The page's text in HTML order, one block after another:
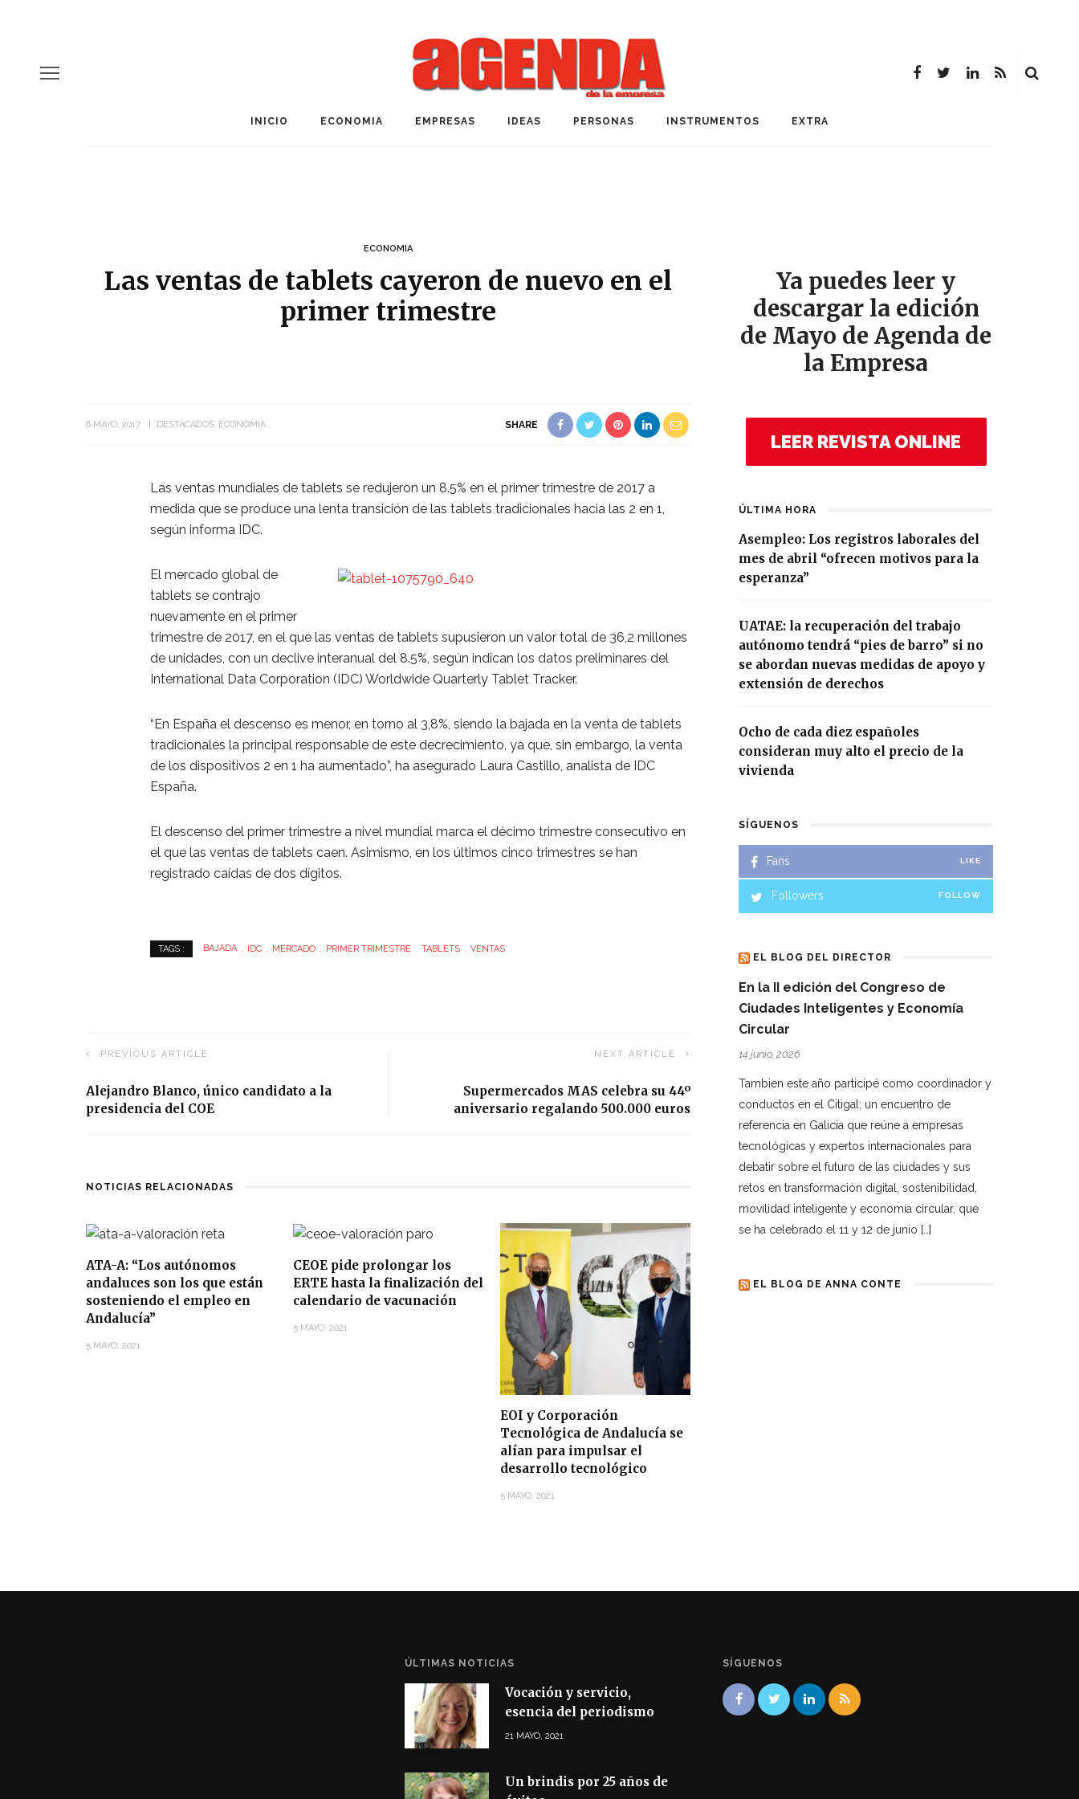
INICIO ECONOMIA EMPRESAS IDEAS PERSONAS INSTRUMENTOS EXTRA
ECONOMIA
Las ventas de tablets cayeron de nuevo en el
primer trimestre
6 MAYO, 2017 DESTACADOS ECONOMIA SHARE
Las ventas mundiales de tablets se redujeron un 8.5% en el primer trimestre de 2017 a
medida que se produce una lenta transición de las tablets tradicionales hacia las 2 en 1,
según informa IDC.
El mercado global de
tablets se contrajo
nuevamente en el primer
trimestre de 2017, en el que las ventas de tablets supusieron un valor total de 36,2 millones
de unidades, con un declive interanual del 8.5%, según indican los datos preliminares del
International Data Corporation (IDC) Worldwide Quarterly Tablet Tracker.
“En España el descenso es menor, en torno al 3,8%, siendo la bajada en la venta de tablets
tradicionales la principal responsable de este decrecimiento, ya que, sin embargo, la venta
de los dispositivos 2 en 1 ha aumentado”, ha asegurado Laura Castillo, analista de IDC
España.
El descenso del primer trimestre a nivel mundial marca el décimo trimestre consecutivo en
el que las ventas de tablets caen. Asimismo, en los últimos cinco trimestres se han
registrado caídas de dos dígitos.
TAGS : BAJADA IDC MERCADO PRIMER TRIMESTRE TABLETS VENTAS
PREVIOUS ARTICLE
Alejandro Blanco, único candidato a la
presidencia del COE
NEXT ARTICLE
Supermercados MAS celebra su 44º
aniversario regalando 500.000 euros
NOTICIAS RELACIONADAS
ATA-A: “Los autónomos
andaluces son los que están
sosteniendo el empleo en
Andalucía”
5 MAYO, 2021
CEOE pide prolongar los
ERTE hasta la finalización del
calendario de vacunación
5 MAYO, 2021
EOI y Corporación
Tecnológica de Andalucía se
alían para impulsar el
desarrollo tecnológico
5 MAYO, 2021
Ya puedes leer y
descargar la edición
de Mayo de Agenda de
la Empresa
LEER REVISTA ONLINE
ÚLTIMA HORA
Asempleo: Los registros laborales del
mes de abril “ofrecen motivos para la
esperanza”
UATAE: la recuperación del trabajo
autónomo tendrá “pies de barro” si no
se abordan nuevas medidas de apoyo y
extensión de derechos
Ocho de cada diez españoles
consideran muy alto el precio de la
vivienda
SÍGUENOS
Fans LIKE
Followers FOLLOW
EL BLOG DEL DIRECTOR
En la II edición del Congreso de
Ciudades Inteligentes y Economía
Circular
14 junio, 2026
Tambien este año participé como coordinador y
conductos en el Citigal; un encuentro de
referencia en Galicia que reúne a empresas
tecnológicas y expertos internacionales para
debatir sobre el futuro de las ciudades y sus
retos en transformación digital, sostenibilidad,
movilidad inteligente y economía circular, que
se ha celebrado el 11 y 12 de junio […]
EL BLOG DE ANNA CONTE
ÚLTIMAS NOTICIAS
Vocación y servicio,
esencia del periodismo
21 MAYO, 2021
Un brindis por 25 años de
SÍGUENOS